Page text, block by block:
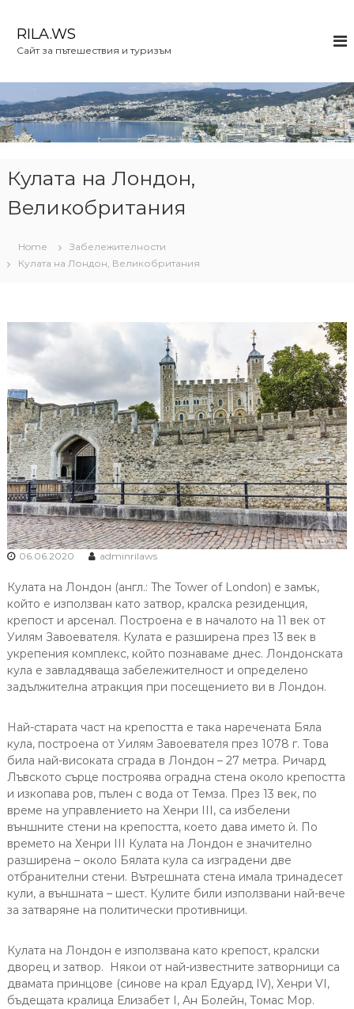
c
o
n
RILA.WS
Сайт за пътешествия и туризъм
Кулата на Лондон,
Великобритания
Home
Забележителности
Кулата на Лондон, Великобритания
06.06.2020 adminrilaws
Кулата на Лондон (англ.: The Tower of London) е замък,
който е използван като затвор, кралска резиденция,
крепост и арсенал. Построена е в началото на 11 век от
Уилям Завоевателя. Кулата е разширена през 13 век в
укрепения комплекс, който познаваме днес. Лондонската
кула е завладяваща забележителност и определено
задължителна атракция при посещението ви в Лондон.
Най-старата част на крепостта е така наречената Бяла
кула, построена от Уилям Завоевателя през 1078 г. Това
била най-високата сграда в Лондон – 27 метра. Ричард
Лъвското сърце построява оградна стена около крепостта
и изкопава ров, пълен с вода от Темза. През 13 век, по
време на управлението на Хенри III, са избелени
външните стени на крепостта, което дава името ѝ. По
времето на Хенри III Кулата на Лондон е значително
разширена – около Бялата кула са изградени две
отбранителни стени. Вътрешната стена имала тринадесет
кули, а външната – шест. Кулите били използвани най-вече
за затваряне на политически противници.
Кулата на Лондон е използвана като крепост, кралски
дворец и затвор. Някои от най-известните затворници са
двамата принцове (синове на крал Едуард IV), Хенри VI,
бъдещата кралица Елизабет I, Ан Болейн, Томас Мор.